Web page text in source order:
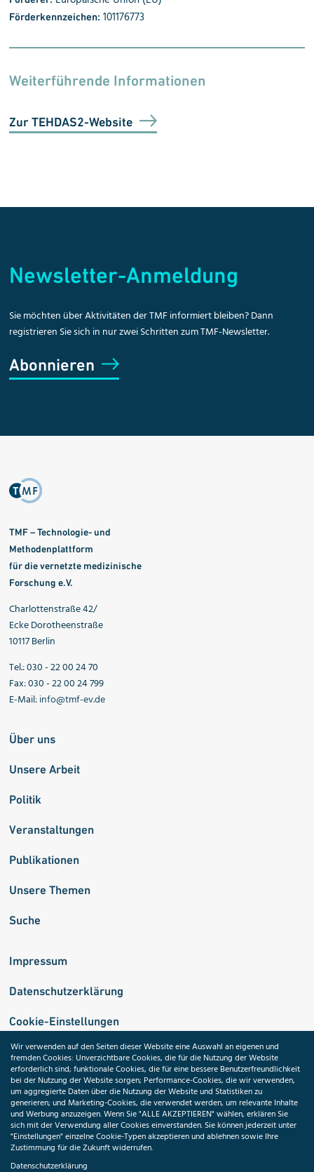
Förderkennzeichen:101176773
Weiterführende Informationen
Zur TEHDAS2-Website
Newsletter-Anmeldung
Sie möchten über Aktivitäten der TMF informiert bleiben? Dann
registrieren Sie sich in nur zwei Schritten zum TMF-Newsletter.
Abonnieren
TMF – Technologie- und
Methodenplattform
für die vernetzte medizinische
Forschung e.V.
Charlottenstraße 42/
Ecke Dorotheenstraße
10117 Berlin
Tel.: 030 - 22 00 24 70
Fax: 030 - 22 00 24 799
E-Mail:info@tmf-ev.de
Über uns
Unsere Arbeit
Politik
Veranstaltungen
Publikationen
Unsere Themen
Suche
Impressum
Datenschutzerklärung
Cookie-Einstellungen
Medizininformatik-Initiative
ToolPool Gesundheitsforschung
Wir verwenden auf den Seiten dieser Website eine Auswahl an eigenen und
fremden Cookies: Unverzichtbare Cookies, die für die Nutzung der Website
erforderlich sind; funktionale Cookies, die für eine bessere Benutzerfreundlichkeit
bei der Nutzung der Website sorgen; Performance-Cookies, die wir verwenden,
um aggregierte Daten über die Nutzung der Website und Statistiken zu
generieren; und Marketing-Cookies, die verwendet werden, um relevante Inhalte
und Werbung anzuzeigen. Wenn Sie "ALLE AKZEPTIEREN" wählen, erklären Sie
sich mit der Verwendung aller Cookies einverstanden. Sie können jederzeit unter
"Einstellungen" einzelne Cookie-Typen akzeptieren und ablehnen sowie Ihre
Zustimmung für die Zukunft widerrufen.
Datenschutzerklärung